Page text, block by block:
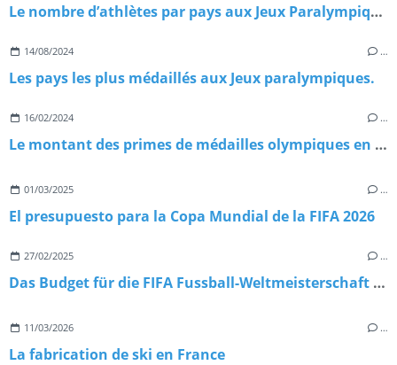
Le nombre d’athlètes par pays aux Jeux Paralympiques de Paris 2024.
14/08/2024 …
Les pays les plus médaillés aux Jeux paralympiques.
16/02/2024 …
Le montant des primes de médailles olympiques en Belgique.
01/03/2025 …
El presupuesto para la Copa Mundial de la FIFA 2026
27/02/2025 …
Das Budget für die FIFA Fussball-Weltmeisterschaft 2026
11/03/2026 …
La fabrication de ski en France